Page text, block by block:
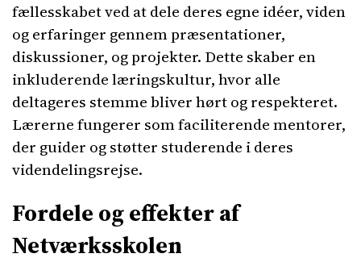
fællesskabet ved at dele deres egne idéer, viden
og erfaringer gennem præsentationer,
diskussioner, og projekter. Dette skaber en
inkluderende læringskultur, hvor alle
deltageres stemme bliver hørt og respekteret.
Lærerne fungerer som faciliterende mentorer,
der guider og støtter studerende i deres
videndelingsrejse.
Fordele og effekter af
Netværksskolen